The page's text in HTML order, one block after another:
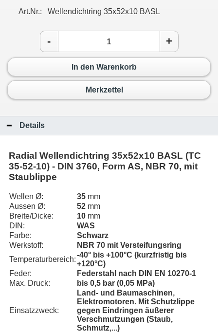
Art.Nr.: Wellendichtring 35x52x10 BASL
- +
In den Warenkorb
Merkzettel
Details
Radial Wellendichtring 35x52x10 BASL (TC
35-52-10) - DIN 3760, Form AS, NBR 70, mit
Staublippe
Wellen Ø: 35 mm
Aussen Ø:
52 mm
Breite/Dicke:
10 mm
DIN:
WAS
Farbe:
Schwarz
Werkstoff:
NBR 70 mit Versteifungsring
Temperaturbereich:
-40° bis +100°C (kurzfristig bis
+120°C)
Feder:
Federstahl nach DIN EN 10270-1
Max. Druck:
bis 0,5 bar (0,05 MPa)
Einsatzzweck:
Land- und Baumaschinen,
Elektromotoren. Mit Schutzlippe
gegen Eindringen äußerer
Verschmutzungen (Staub,
Schmutz,...)